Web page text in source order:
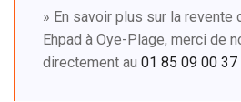
» En savoir plus sur la revente
Ehpad à Oye-Plage, merci de
directement au 01 85 09 00 37